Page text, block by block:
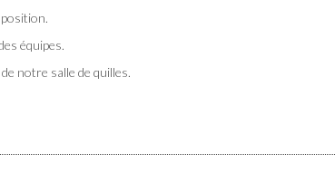
équipes.
notre salle de quilles.